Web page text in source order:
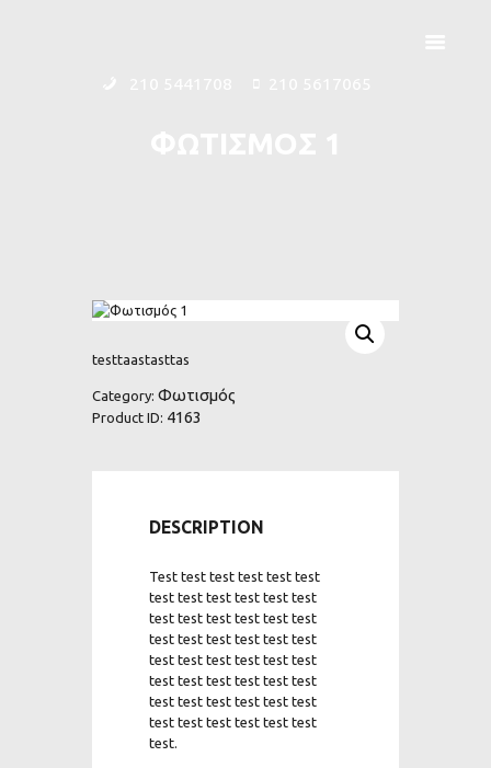
testtaastasttas
Category: Φωτισμός
Product ID: 4163
DESCRIPTION
Test test test test test test
test test test test test test
test test test test test test
test test test test test test
test test test test test test
test test test test test test
test test test test test test
test test test test test test
test.